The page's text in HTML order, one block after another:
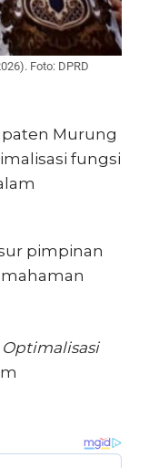
Foto: DPRD
Murung
fungsi
pimpinan